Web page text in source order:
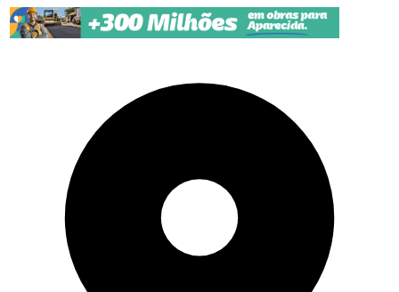
Pular para o conteúdo